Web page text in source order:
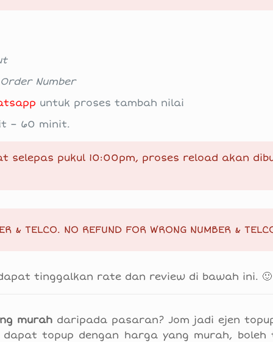
Order Number
untuk proses tambah nilai
– 60 minit.
selepas pukul 10:00pm, proses reload akan
& TELCO. NO REFUND FOR WRONG NUMBER &
tinggalkan rate dan review di bawah ini. 🙂
murah daripada pasaran? Jom jadi ejen
topup dengan harga yang murah, boleh